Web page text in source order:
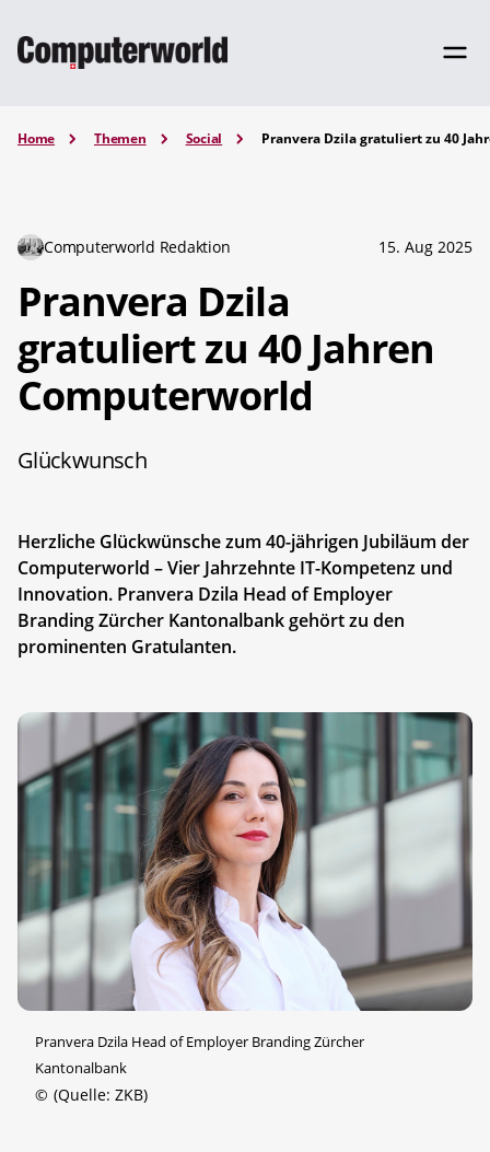
Home Themen Social Pranvera Dzila gratuliert zu 40
Computerworld Redaktion 15. Aug 2025
Pranvera Dzila
gratuliert zu 40 Jahren
Computerworld
Glückwunsch
Herzliche Glückwünsche zum 40-jährigen Jubiläum der
Computerworld – Vier Jahrzehnte IT-Kompetenz und
Innovation. Pranvera Dzila Head of Employer
Branding Zürcher Kantonalbank gehört zu den
prominenten Gratulanten.
Pranvera Dzila Head of Employer Branding Zürcher
Kantonalbank
© (Quelle: ZKB)